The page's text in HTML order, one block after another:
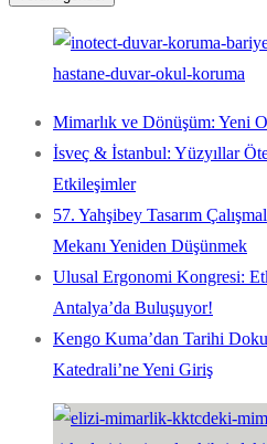
Mimarlık ve Dönüşüm: Yeni
İsveç & İstanbul: Yüzyıllar
Etkileşimler
57. Yahşibey Tasarım
Mekanı Yeniden Düşünmek
Ulusal Ergonomi Kongresi:
Antalya’da Buluşuyor!
Kengo Kuma’dan Tarihi
Katedrali’ne Yeni Giriş